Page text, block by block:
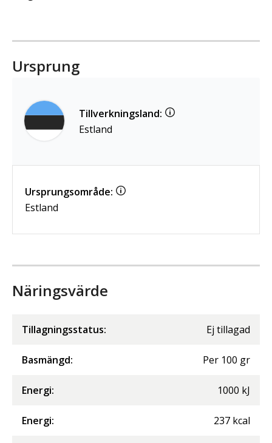
Ursprung
Tillverkningsland:
Estland
Ursprungsområde:
Estland
Näringsvärde
Tillagningsstatus: Ej tillagad
Basmängd: Per 100 gr
Energi: 1000 kJ
Energi: 237 kcal